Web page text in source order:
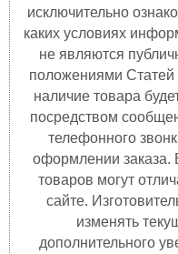
исключительно
каких условиях
не являются
положениями
наличие товара
посредством
телефонного
оформлении заказа.
товаров могут
сайте.
изменять
дополнительного